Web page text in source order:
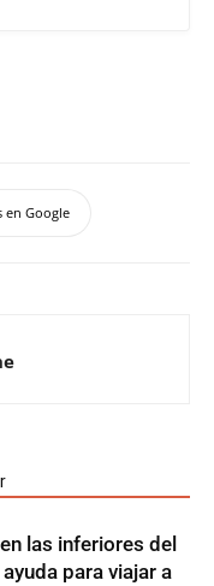
en Google
las inferiores del
para viajar a